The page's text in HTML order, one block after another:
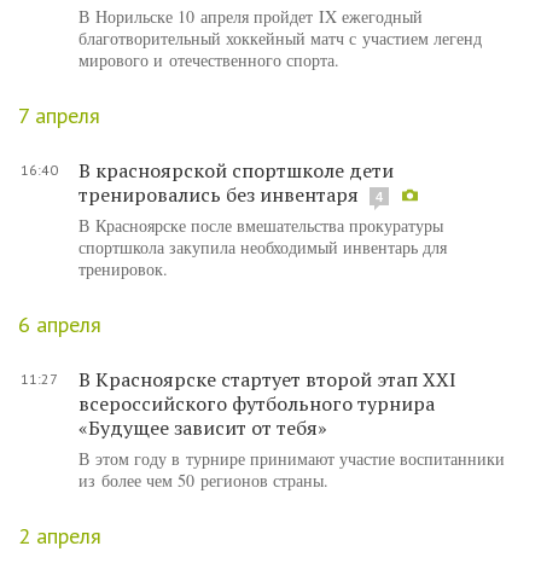
В Норильске 10 апреля пройдет IX ежегодный
благотворительный хоккейный матч с участием легенд
мирового и отечественного спорта.
7 апреля
16:40
В красноярской спортшколе дети
тренировались без инвентаря
4
В Красноярске после вмешательства прокуратуры
спортшкола закупила необходимый инвентарь для
тренировок.
6 апреля
11:27
В Красноярске стартует второй этап XXI
всероссийского футбольного турнира
«Будущее зависит от тебя»
В этом году в турнире принимают участие воспитанники
из более чем 50 регионов страны.
2 апреля